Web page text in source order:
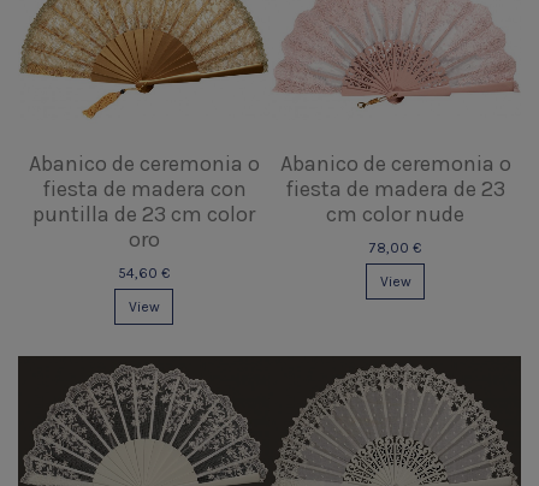
Abanico de ceremonia o
fiesta de madera con
puntilla de 23 cm color
oro
54,60 €
View
Abanico de ceremonia o
fiesta de madera de 23
cm color nude
78,00 €
View